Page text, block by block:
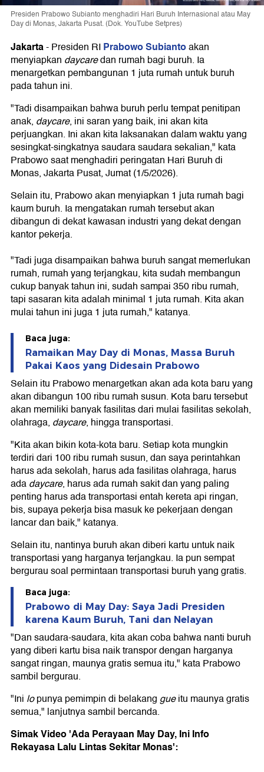
Presiden Prabowo Subianto menghadiri Hari Buruh Internasional atau May
Day di Monas, Jakarta Pusat. (Dok. YouTube Setpres)
Jakarta-Presiden RIPrabowo Subiantoakan
menyiapkan daycaredan rumah bagi buruh. Ia
menargetkan pembangunan 1 juta rumah untuk buruh
pada tahun ini.
"Tadi disampaikan bahwa buruh perlu tempat penitipan
anak, daycare, ini saran yang baik, ini akan kita
perjuangkan. Ini akan kita laksanakan dalam waktu yang
sesingkat-singkatnya saudara saudara sekalian," kata
Prabowo saat menghadiri peringatan Hari Buruh di
Monas, Jakarta Pusat, Jumat (1/5/2026).
Selain itu, Prabowo akan menyiapkan 1 juta rumah bagi
kaum buruh. Ia mengatakan rumah tersebut akan
dibangun di dekat kawasan industri yang dekat dengan
kantor pekerja.
"Tadi juga disampaikan bahwa buruh sangat memerlukan
rumah, rumah yang terjangkau, kita sudah membangun
cukup banyak tahun ini, sudah sampai 350 ribu rumah,
tapi sasaran kita adalah minimal 1 juta rumah. Kita akan
mulai tahun ini juga 1 juta rumah," katanya.
Baca juga:
Ramaikan May Day di Monas, Massa Buruh
Pakai Kaos yang Didesain Prabowo
Selain itu Prabowo menargetkan akan ada kota baru yang
akan dibangun 100 ribu rumah susun. Kota baru tersebut
akan memiliki banyak fasilitas dari mulai fasilitas sekolah,
olahraga, daycare, hingga transportasi.
"Kita akan bikin kota-kota baru. Setiap kota mungkin
terdiri dari 100 ribu rumah susun, dan saya perintahkan
harus ada sekolah, harus ada fasilitas olahraga, harus
adadaycare, harus ada rumah sakit dan yang paling
penting harus ada transportasi entah kereta api ringan,
bis, supaya pekerja bisa masuk ke pekerjaan dengan
lancar dan baik," katanya.
Selain itu, nantinya buruh akan diberi kartu untuk naik
transportasi yang harganya terjangkau. Ia pun sempat
bergurau soal permintaan transportasi buruh yang gratis.
Baca juga:
Prabowo di May Day: Saya Jadi Presiden
karena Kaum Buruh, Tani dan Nelayan
"Dan saudara-saudara, kita akan coba bahwa nanti buruh
yang diberi kartu bisa naik transpor dengan harganya
sangat ringan, maunya gratis semua itu," kata Prabowo
sambil bergurau.
"Ini lopunya pemimpin di belakanggueitu maunya gratis
semua," lanjutnya sambil bercanda.
Simak Video 'Ada Perayaan May Day, Ini Info
Rekayasa Lalu Lintas Sekitar Monas':